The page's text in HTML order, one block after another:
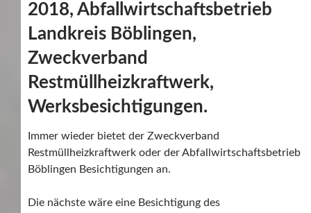
2018, Abfallwirtschaftsbetrieb
Landkreis Böblingen,
Zweckverband
Restmüllheizkraftwerk,
Werksbesichtigungen.
Immer wieder bietet der Zweckverband
Restmüllheizkraftwerk oder der Abfallwirtschaftsbetrieb
Böblingen Besichtigungen an.
Die nächste wäre eine Besichtigung des